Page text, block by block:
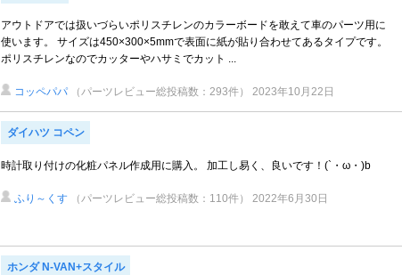
アウトドアでは扱いづらいポリスチレンのカラーボードを敢えて車のパーツ用に
使います。 サイズは450×300×5mmで表面に紙が貼り合わせてあるタイプです。
ポリスチレンなのでカッターやハサミでカット ...
コッペパパ （パーツレビュー総投稿数：293件） 2023年10月22日
ダイハツ コペン
時計取り付けの化粧パネル作成用に購入。 加工し易く、良いです！(`・ω・)b
ふり～くす （パーツレビュー総投稿数：110件） 2022年6月30日
ホンダ N-VAN+スタイル